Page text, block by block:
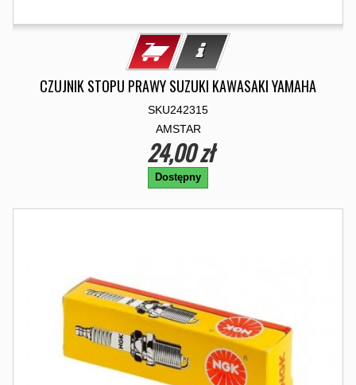
CZUJNIK STOPU PRAWY SUZUKI KAWASAKI YAMAHA
SKU242315
AMSTAR
24,00 zł
Dostępny